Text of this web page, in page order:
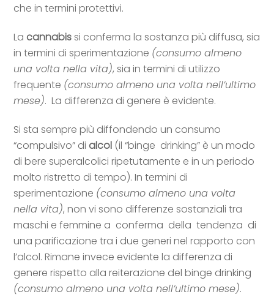
che in termini protettivi.
La cannabissi conferma la sostanza più diffusa, sia
in termini di sperimentazione (consumo almeno
una volta nella vita), sia in termini di utilizzo
frequente (consumo almeno una volta nell’ultimo
mese). La differenza di genere è evidente.
Si sta sempre più diffondendo un consumo
“compulsivo” di alcol (il “binge drinking” è un modo
di bere superalcolici ripetutamente e in un periodo
molto ristretto di tempo). In termini di
sperimentazione (consumo almeno una volta
nella vita), non vi sono differenze sostanziali tra
maschi e femmine a conferma della tendenza di
una parificazione tra i due generi nel rapporto con
l’alcol. Rimane invece evidente la differenza di
genere rispetto alla reiterazione del binge drinking
(consumo almeno una volta nell’ultimo mese).